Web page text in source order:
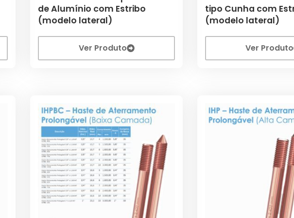
de Alumínio com Estribo
(modelo lateral)
Ver Produto
tipo Cunha com
(modelo lateral)
Ver Produto